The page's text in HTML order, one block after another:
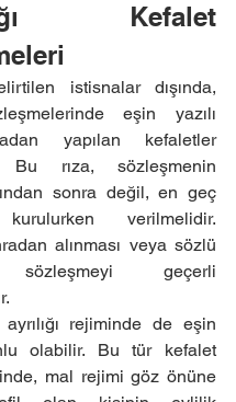
Kefalet
istisnalar dışında,
eşin yazılı
yapılan kefaletler
Bu rıza, sözleşmenin
sonra değil, en geç
verilmelidir.
alınması veya sözlü
sözleşmeyi geçerli
rejiminde de eşin
olabilir. Bu tür kefalet
mal rejimi göz önüne